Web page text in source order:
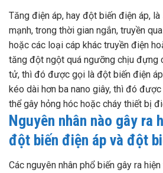
Tăng điện áp, hay đột biến điện áp,
mạnh, trong thời gian ngắn, truyền
hoặc các loại cáp khác truyền điện
tăng đột ngột quá ngưỡng chịu đựng
tử, thì đó được gọi là đột biến điện
kéo dài hơn ba nano giây, thì đó
thể gây hỏng hóc hoặc cháy thiết bị
Nguyên nhân nào gây ra
đột biến điện áp và đột
Các nguyên nhân phổ biến gây ra